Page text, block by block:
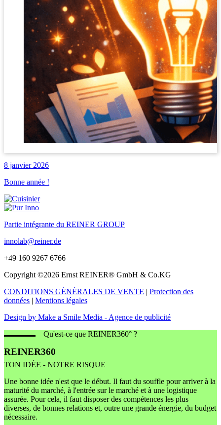
8 janvier 2026
Bonne année !
Partie intégrante du REINER GROUP
innolab@reiner.de
+49 160 9267 6766
Copyright ©2026 Ernst REINER® GmbH & Co.KG
CONDITIONS GÉNÉRALES DE VENTE | Protection des
données | Mentions légales
Design by Make a Smile Media - Agence de publicité
Qu'est-ce que REINER360° ?
REINER360
TON IDÉE - NOTRE RISQUE
Une bonne idée n'est que le début. Il faut du souffle pour arriver à la
maturité du marché, à l'entrée sur le marché et à une logistique
assurée. Pour cela, il faut disposer des compétences les plus
diverses, de bonnes relations et, outre une grande énergie, du budget
nécessaire.